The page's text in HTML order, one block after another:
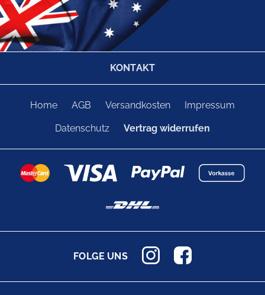
KONTAKT
Home AGB Versandkosten Impressum
Datenschutz Vertrag widerrufen
FOLGE UNS